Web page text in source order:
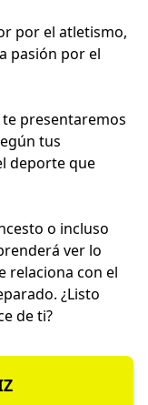
por el atletismo,
pasión por el
te presentaremos
tus
deporte que
o incluso
ver lo
relaciona con el
¿Listo
de ti?